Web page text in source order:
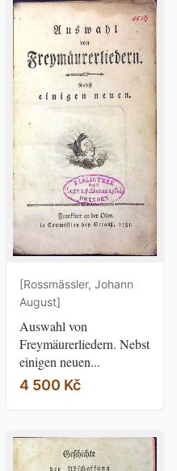
[Rossmässler, Johann
August]
Auswahl von
Freymäurerliedern. Nebst
einigen neuen...
4 500 Kč